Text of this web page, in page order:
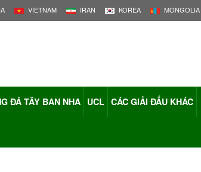
VIETNAM IRAN KOREA MONGOLIA
ĐÁ TÂY BAN NHA UCL CÁC GIẢI ĐẤU KHÁC